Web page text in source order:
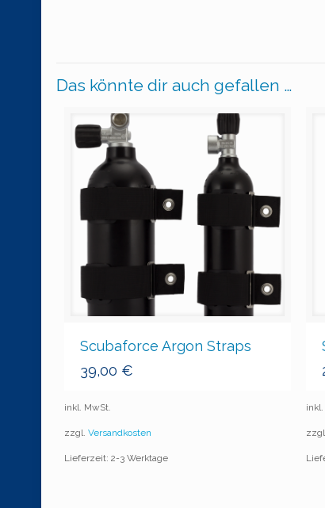
Das könnte dir auch gefallen …
Scubaforce Argon Straps
39,00 €
inkl. MwSt.
zzgl. Versandkosten
Lieferzeit: 2-3 Werktage
inkl.